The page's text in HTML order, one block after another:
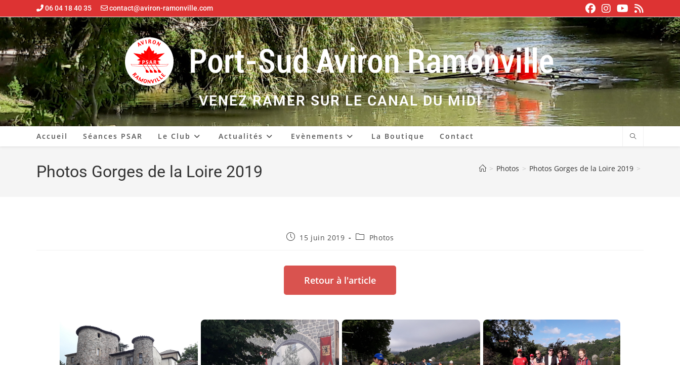
06 04 18 40 35 contact@aviron-ramonville.com
VENEZ RAMER SUR LE CANAL DU MIDI
Accueil Séances PSAR Le Club Actualités Evènements La Boutique Contact
Photos Gorges de la Loire 2019 > Photos > Photos Gorges de la Loire 2019 >
15 juin 2019 Photos
Retour à l'article